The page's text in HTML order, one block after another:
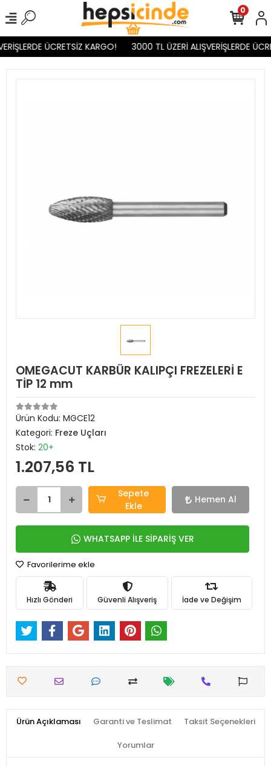
ÜCRETSİZ KARGO! 3000 TL ÜZERİ ALIŞVERİŞLERDE
0
OMEGACUT KARBÜR KALIPÇI FREZELERİ E
TİP 12 mm
Ürün Kodu: MGCE12
Kategori: Freze Uçları
Stok: 20+
1.207,56 TL
Sepete
Ekle
Hemen Al
WHATSAPP İLE SİPARİŞ VER
Favorilerime ekle
Hızlı Gönderi Güvenli Alışveriş İade ve Değişim
Ürün Açıklaması Garanti ve Teslimat Taksit Seçenekleri
Yorumlar